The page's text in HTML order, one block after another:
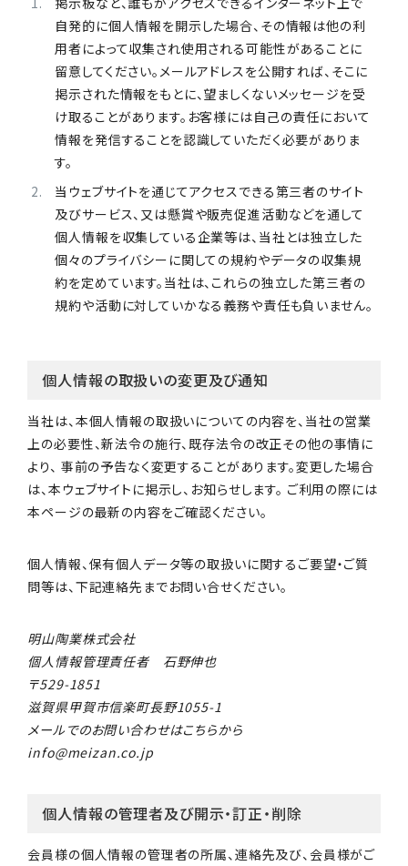
自発的に個人情報を開示した場合、その情報は他の利
用者によって収集され使用される可能性があることに
留意してください。メールアドレスを公開すれば、そこに
掲示された情報をもとに、望ましくないメッセージを受
け取ることがあります。お客様には自己の責任において
情報を発信することを認識していただく必要がありま
す。
当ウェブサイトを通じてアクセスできる第三者のサイト
及びサービス、又は懸賞や販売促進活動などを通して
個人情報を収集している企業等は、当社とは独立した
個々のプライバシーに関しての規約やデータの収集規
約を定めています。当社は、これらの独立した第三者の
規約や活動に対していかなる義務や責任も負いません。
個人情報の取扱いの変更及び通知
当社は、本個人情報の取扱いについての内容を、当社の営業
上の必要性、新法令の施行、既存法令の改正その他の事情に
より、 事前の予告なく変更することがあります。変更した場合
は、本ウェブサイトに掲示し、お知らせします。 ご利用の際には
本ページの最新の内容をご確認ください。
個人情報、保有個人データ等の取扱いに関するご要望・ご質
問等は、下記連絡先までお問い合せください。
明山陶業株式会社
個人情報管理責任者 石野伸也
529-1851
滋賀県甲賀市信楽町長野1055-1
メールでのお問い合わせはこちらから
info@meizan.co.jp
個人情報の管理者及び開示・訂正・削除
会員様の個人情報の管理者の所属、連絡先及び、会員様がご